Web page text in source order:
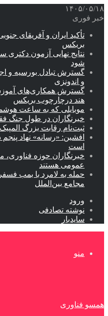
۱۴۰۵/۰۵/۱۸
خبر فوری
تأکید ایران و آفریقای
بریکس
شود
گسترش تبادل بورسیه و
و اندونزی
گسترش همکاری‌های
هند درچارچوب بریکس
موبایلی که به ساعت
خبرنگاران در طول جنگ
ثبت‌نام رقابت بزرگ المپیک فناوری
افشین: «رسانه» نهاد
است
خبرنگاران حوزه فناوری،
عمومی هستند
حمله به لامرد با بمب
مجامع بین‌الملل
ورود
نوشته تصادفی
سایدبار
منو
همسو فناوری